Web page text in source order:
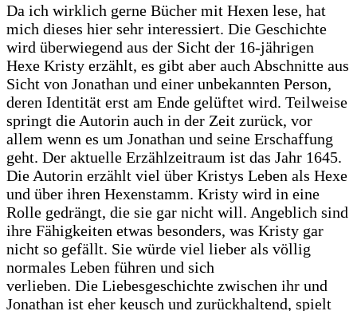
Da ich wirklich gerne Bücher mit Hexen lese, hat
mich dieses hier sehr interessiert. Die Geschichte
wird überwiegend aus der Sicht der 16-jährigen
Hexe Kristy erzählt, es gibt aber auch Abschnitte aus
Sicht von Jonathan und einer unbekannten Person,
deren Identität erst am Ende gelüftet wird. Teilweise
springt die Autorin auch in der Zeit zurück, vor
allem wenn es um Jonathan und seine Erschaffung
geht. Der aktuelle Erzählzeitraum ist das Jahr 1645.
Die Autorin erzählt viel über Kristys Leben als Hexe
und über ihren Hexenstamm. Kristy wird in eine
Rolle gedrängt, die sie gar nicht will. Angeblich sind
ihre Fähigkeiten etwas besonders, was Kristy gar
nicht so gefällt. Sie würde viel lieber als völlig
normales Leben führen und sich
verlieben. Die Liebesgeschichte zwischen ihr und
Jonathan ist eher keusch und zurückhaltend, spielt